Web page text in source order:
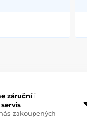
záruční i
zakoupených